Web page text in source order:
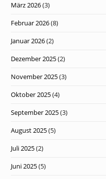
März 2026(3)
Februar 2026(8)
Januar 2026(2)
Dezember 2025(2)
November 2025(3)
Oktober 2025(4)
September 2025(3)
August 2025(5)
Juli 2025(2)
Juni 2025(5)